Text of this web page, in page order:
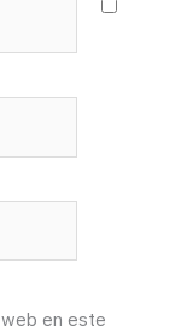
en este